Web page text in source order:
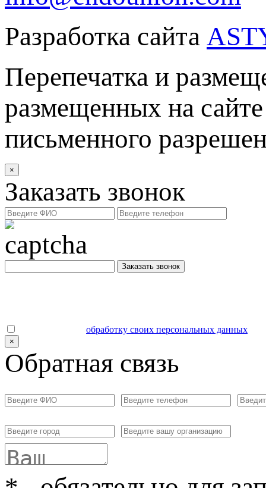
Разработка сайта
Перепечатка и
размещенных на
письменного
×
Заказать звонок
Заказать звонок
обработку своих персональных данных
×
Обратная связь